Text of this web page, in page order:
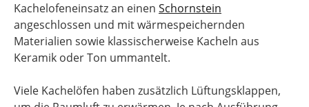
Kachelofeneinsatz an einen Schornstein
angeschlossen und mit wärmespeichernden
Materialien sowie klassischerweise Kacheln aus
Keramik oder Ton ummantelt.
Viele Kachelöfen haben zusätzlich Lüftungsklappen,